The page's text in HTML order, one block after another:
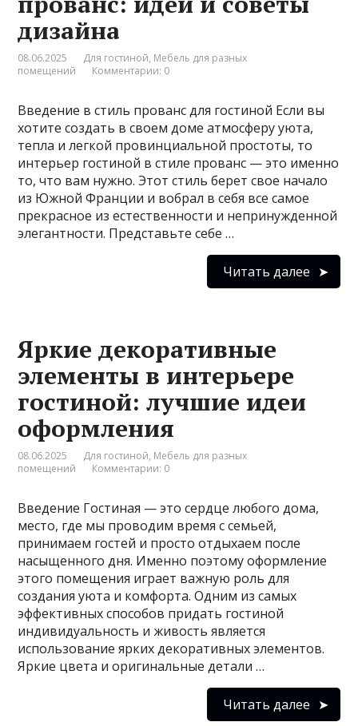
дизайна
08.06.2025 Для гостиной, Мебель для разных
помещений
Комментарии: 0
Введение в стиль прованс для гостиной Если вы
хотите создать в своем доме атмосферу уюта,
тепла и легкой провинциальной простоты, то
интерьер гостиной в стиле прованс — это именно
то, что вам нужно. Этот стиль берет свое начало
из Южной Франции и вобрал в себя все самое
прекрасное из естественности и непринужденной
элегантности. Представьте себе …
Читать далее
Яркие декоративные
элементы в интерьере
гостиной: лучшие идеи
оформления
08.06.2025 Для гостиной, Мебель для разных
помещений
Комментарии: 0
Введение Гостиная — это сердце любого дома,
место, где мы проводим время с семьей,
принимаем гостей и просто отдыхаем после
насыщенного дня. Именно поэтому оформление
этого помещения играет важную роль для
создания уюта и комфорта. Одним из самых
эффективных способов придать гостиной
индивидуальность и живость является
использование ярких декоративных элементов.
Яркие цвета и оригинальные детали …
Читать далее